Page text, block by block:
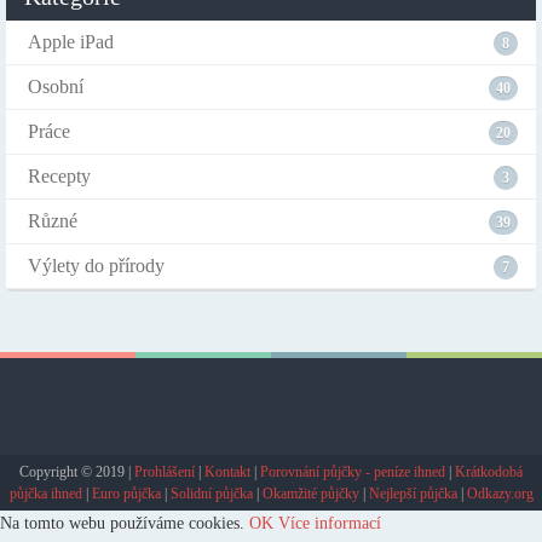
Apple iPad 8
Osobní 40
Práce 20
Recepty 3
Různé 39
Výlety do přírody 7
Copyright © 2019 | Prohlášení Kontakt Porovnání půjčky - peníze ihned Krátkodobá
půjčka ihned| Euro půjčka| Solidní půjčka| Okamžité půjčky| Nejlepší půjčka| Odkazy.org
Na tomto webu používáme cookies. OK Více informací